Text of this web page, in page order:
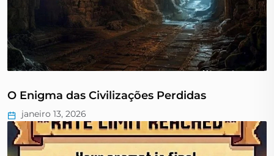
O Enigma das Civilizações Perdidas
janeiro 13, 2026